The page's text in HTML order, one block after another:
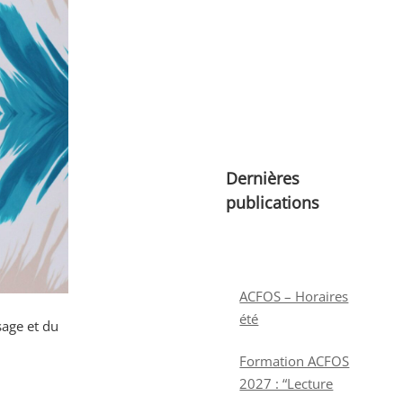
et du
Dernières
publications
ACFOS – Horaires
été
Formation ACFOS
2027 : “Lecture